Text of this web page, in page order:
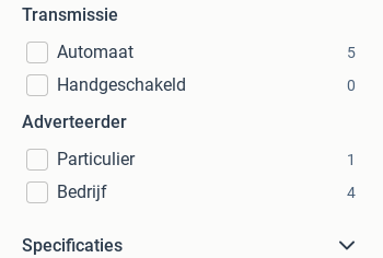
Transmissie
Automaat
5
Handgeschakeld 0
Adverteerder
Particulier
1
Bedrijf 4
Specificaties